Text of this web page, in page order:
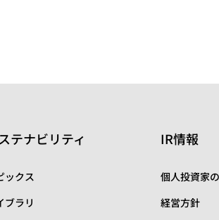
テナビリティ
ックス
ブラリ
IR情報
個人投資家
経営方針